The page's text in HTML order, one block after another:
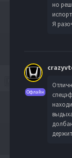
но
Я
Офлайн